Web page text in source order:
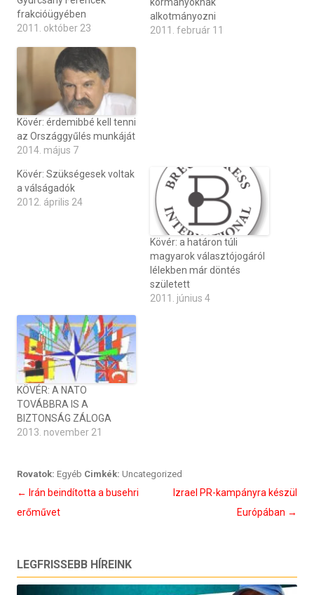
frakcióügyében
2011. október 23
alkotmányozni
2011. február 11
Kövér: érdemibbé kell tenni
az Országgyűlés munkáját
2014. május 7
Kövér: Szükségesek voltak
a válságadók
2012. április 24
Kövér: a határon túli
magyarok választójogáról
lélekben már döntés
született
2011. június 4
KÖVÉR: A NATO
TOVÁBBRA IS A
BIZTONSÁG ZÁLOGA
2013. november 21
Rovatok: Egyéb Cimkék: Uncategorized
Bejegyzés
navigáció
← Irán beindította a busehri
erőművet
Izrael PR-kampányra készül
Európában →
LEGFRISSEBB HÍREINK